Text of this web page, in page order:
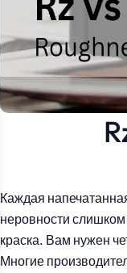
Каждая
неровности слишком
краска. Вам нужен
Многие